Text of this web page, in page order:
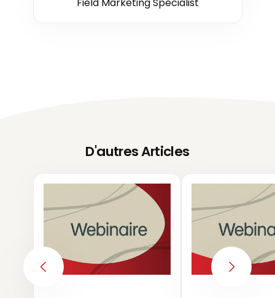
D'autres Articles
PREVIOUS NEXT